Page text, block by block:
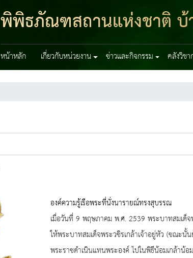
พิพิธภัณฑสถานแห่งชาติ บ้
หน้าหลัก เกี่ยวกับหน่วยงาน ข่าวและกิจกรรม คลังวิช
องค์ความรู้เรือพระที่นั่งนารายณ์ทรงสุบรรณ
เมื่อวันที่ 9 พฤษภาคม พ.ศ. 2539 พระบาทสมเด็
ให้พระบาทสมเด็จพระวชิรเกล้าเจ้าอยู่หัว (ขณะนั้
พระราชดำเนินแทนพระองค์ ไปในพิธีน้อมเกล้า